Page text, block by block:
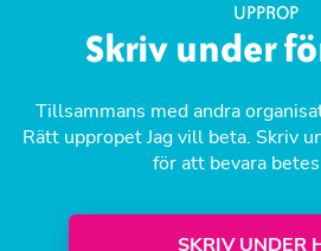
UPPROP
Skriv under
Tillsammans med andra
Rätt uppropet Jag vill beta. Skriv
för att bevara
SKRIV UNDER